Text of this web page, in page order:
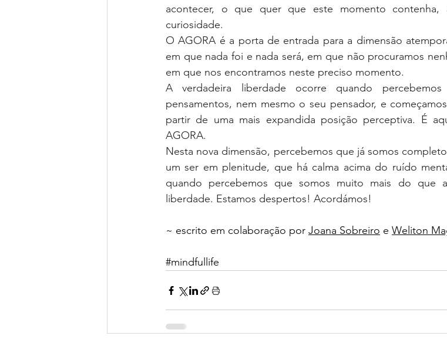
acontecer, o que quer que este momento contenha,
curiosidade.
O AGORA é a porta de entrada para a dimensão
em que nada foi e nada será, em que não procuramos
em que nos encontramos neste preciso momento.
A verdadeira liberdade ocorre quando
pensamentos, nem mesmo o seu pensador, e
partir de uma mais expandida posição perceptiva. É
AGORA.
Nesta nova dimensão, percebemos que já somos
um ser em plenitude, que há calma acima do ruído
quando percebemos que somos muito mais do que
liberdade. Estamos despertos! Acordámos!
~ escrito em colaboração por Joana Sobreiro e Weliton
#mindfullife